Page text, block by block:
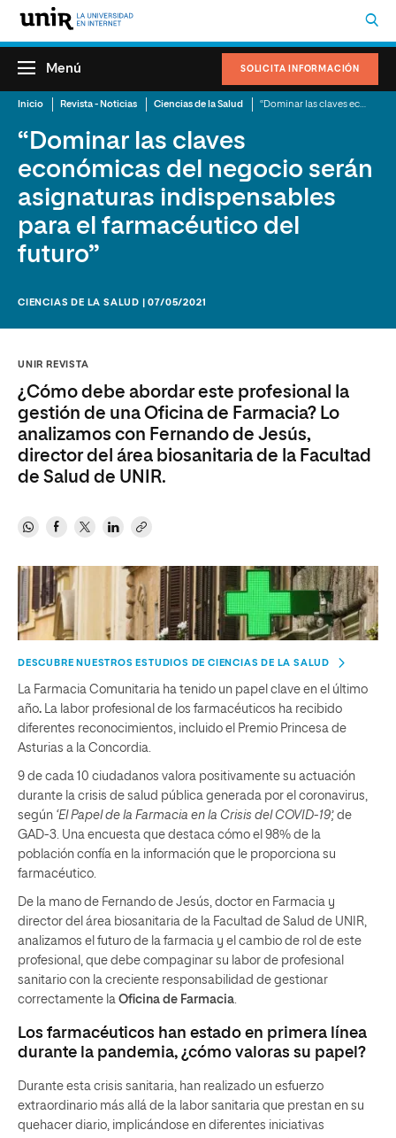
SOLICITA INFORMACIÓN
Menú
Inicio Revista - Noticias Ciencias de la Salud
“Dominar las claves
económicas del negocio serán
asignaturas indispensables
para el farmacéutico del
futuro”
CIENCIAS DE LA SALUD | 07/05/2021
UNIR REVISTA
¿Cómo debe abordar este profesional la
gestión de una Oficina de Farmacia? Lo
analizamos con Fernando de Jesús,
director del área biosanitaria de la Facultad
de Salud de UNIR.
DESCUBRE NUESTROS ESTUDIOS DE CIENCIAS DE LA SALUD
La Farmacia Comunitaria ha tenido un papel clave en el último
año. La labor profesional de los farmacéuticos ha recibido
diferentes reconocimientos, incluido el Premio Princesa de
Asturias a la Concordia.
9 de cada 10 ciudadanos valora positivamente su actuación
durante la crisis de salud pública generada por el coronavirus,
según ‘El Papel de la Farmacia en la Crisis del COVID-19’, de
GAD-3. Una encuesta que destaca cómo el 98% de la
población confía en la información que le proporciona su
farmacéutico.
De la mano de Fernando de Jesús, doctor en Farmacia y
director del área biosanitaria de la Facultad de Salud de UNIR,
analizamos el futuro de la farmacia y el cambio de rol de este
profesional, que debe compaginar su labor de profesional
sanitario con la creciente responsabilidad de gestionar
correctamente la Oficina de Farmacia.
Los farmacéuticos han estado en primera línea
durante la pandemia, ¿cómo valoras su papel?
Durante esta crisis sanitaria, han realizado un esfuerzo
extraordinario más allá de la labor sanitaria que prestan en su
quehacer diario, implicándose en diferentes iniciativas